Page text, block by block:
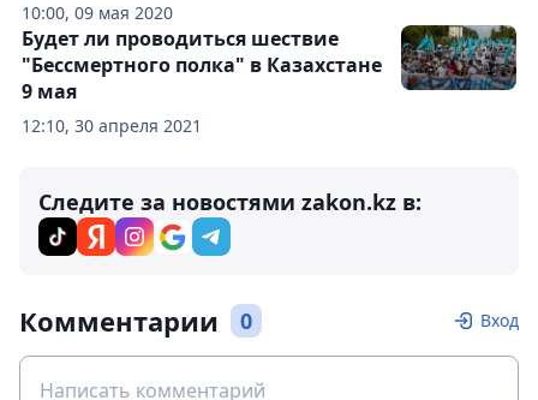
10:00, 09 мая 2020
12:10, 30 апреля 2021
Будет ли проводиться шествие
"Бессмертного полка" в Казахстане
9 мая
Следите за новостями zakon.kz в:
Комментарии 0 Вход